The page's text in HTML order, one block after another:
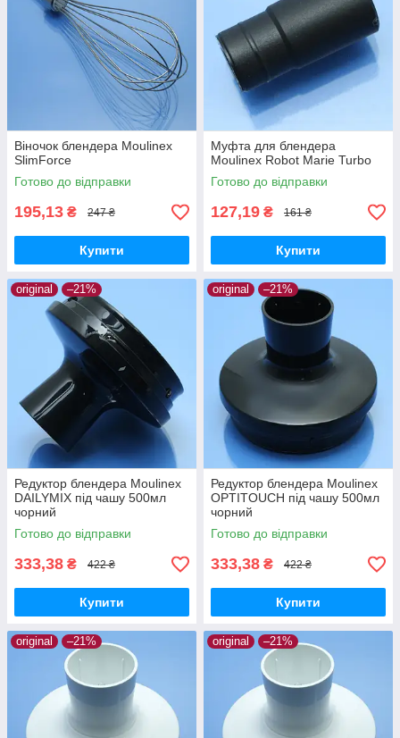
Віночок блендера Moulinex
SlimForce
Готово до відправки
195,13 ₴ 247 ₴
Купити
Муфта для блендера
Moulinex Robot Marie Turbo
Готово до відправки
127,19 ₴ 161 ₴
Купити
original –21%
Редуктор блендера Moulinex
DAILYMIX під чашу 500мл
чорний
Готово до відправки
333,38 ₴ 422 ₴
Купити
original –21%
Редуктор блендера Moulinex
OPTITOUCH під чашу 500мл
чорний
Готово до відправки
333,38 ₴ 422 ₴
Купити
original –21% original –21%